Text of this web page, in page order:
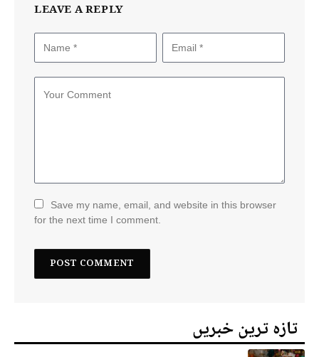
LEAVE A REPLY
Save my name, email, and website in this browser
for the next time I comment.
تازہ ترین خبریں